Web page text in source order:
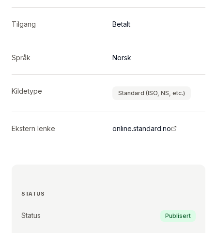
Tilgang Betalt
Språk Norsk
Kildetype Standard (ISO, NS, etc.)
Ekstern lenke online.standard.no
STATUS
Status Publisert